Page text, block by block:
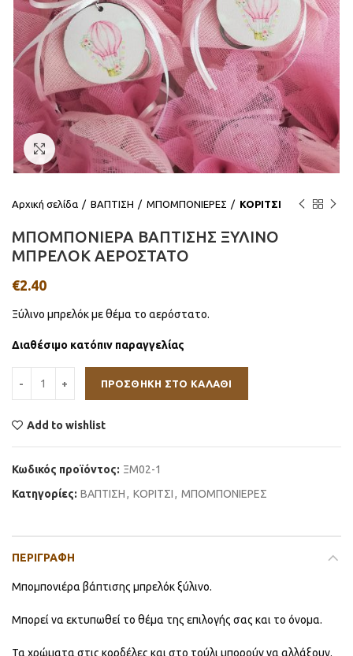
Click to enlarge
Αρχική σελίδα ΒΑΠΤΙΣΗ ΜΠΟΜΠΟΝΙΕΡΕΣ ΚΟΡΙΤΣΙ
ΜΠΟΜΠΟΝΙΕΡΑ ΒΑΠΤΙΣΗΣ ΞΥΛΙΝΟ
ΜΠΡΕΛΟΚ ΑΕΡΟΣΤΑΤΟ
€2.40
Ξύλινο μπρελόκ με θέμα το αερόστατο.
Διαθέσιμο κατόπιν παραγγελίας
ΠΡΟΣΘΉΚΗ ΣΤΟ ΚΑΛΆΘΙ
Add to wishlist
Κωδικός προϊόντος: ΞΜ02-1
Κατηγορίες: ΒΑΠΤΙΣΗ, ΚΟΡΙΤΣΙ, ΜΠΟΜΠΟΝΙΕΡΕΣ
ΠΕΡΙΓΡΑΦΉ
Μπομπονιέρα βάπτισης μπρελόκ ξύλινο.
Μπορεί να εκτυπωθεί το θέμα της επιλογής σας και το όνομα.
Τα χρώματα στις κορδέλες και στο τούλι μπορoύν να αλλάξουν.